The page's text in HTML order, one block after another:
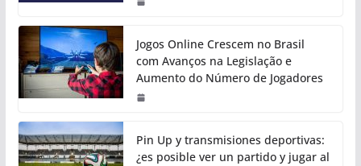
Jogos Online Crescem no Brasil
com Avanços na Legislação e
Aumento do Número de Jogadores
Pin Up y transmisiones deportivas:
¿es posible ver un partido y jugar al